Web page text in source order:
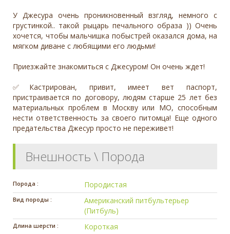
У Джесура очень проникновенный взгляд, немного с
грустинкой.. такой рыцарь печального образа )) Очень
хочется, чтобы мальчишка побыстрей оказался дома, на
мягком диване с любящими его людьми!
Приезжайте знакомиться с Джесуром! Он очень ждет!
✅Кастрирован, привит, имеет вет паспорт,
пристраивается по договору, людям старше 25 лет без
материальных проблем в Москву или МО, способным
нести ответственность за своего питомца! Еще одного
предательства Джесур просто не переживет!
Внешность \ Порода
Порода : Породистая
Вид породы :
Американский питбультерьер
(Питбуль)
Длина шерсти : Короткая